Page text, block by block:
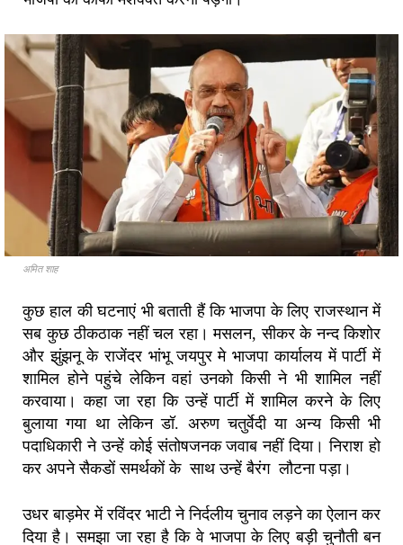
अमित शाह
कुछ हाल की घटनाएं भी बताती हैं कि भाजपा के लिए राजस्‍थान में
सब कुछ ठीकठाक नहीं चल रहा। मसलन, सीकर के नन्द किशोर
और झुंझनू के राजेंदर भांभू जयपुर मे भाजपा कार्यालय में पार्टी में
शामिल होने पहुंचे लेकिन वहां उनको किसी ने भी शामिल नहीं
करवाया। कहा जा रहा कि उन्हें पार्टी में शामिल करने के लिए
बुलाया गया था लेकिन डॉ. अरुण चतुर्वेदी या अन्य किसी भी
पदाधिकारी ने उन्हें कोई संतोषजनक जवाब नहीं दिया। निराश हो
कर अपने सैकडों समर्थकों के साथ उन्‍हें बैरंग लौटना पड़ा।
उधर बाड़मेर में रविंदर भाटी ने निर्दलीय चुनाव लड़ने का ऐलान कर
दिया है। समझा जा रहा है कि वे भाजपा के लिए बड़ी चुनौती बन